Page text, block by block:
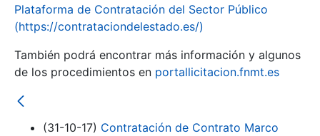
Plataforma de Contratación del Sector Público
(https://contrataciondelestado.es/)
También podrá encontrar más información y algunos
de los procedimientos en portallicitacion.fnmt.es
(31-10-17) Contratación de Contrato Marco